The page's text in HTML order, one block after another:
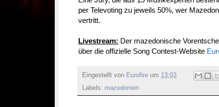
per Televoting zu jeweils 50%, wer
vertritt.
Livestream: Der mazedonische
über die offizielle Song Contest-Website
Eingestellt von Eurofire um 13:03
Labels: mazedonien